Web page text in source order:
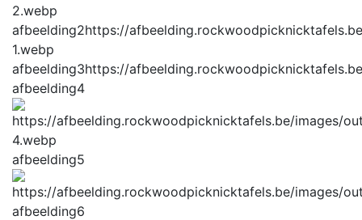
2.webp
afbeelding2https://
1.webp
afbeelding3https://
afbeelding4
afbeelding5
afbeelding6